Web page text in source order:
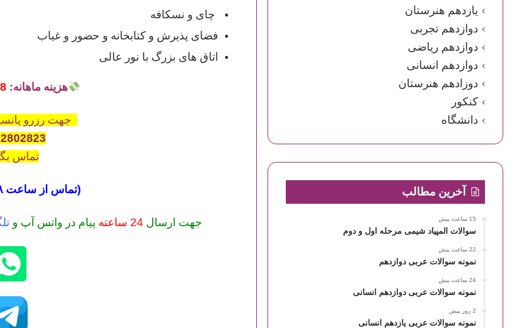
چای و نسکافه
فضای پذیرش و کتابخانه و حضور و غیاب
اتاق های بزرگ با نور عالی
هزینه ماهانه:
جهت رزرو
تماس
(تماس از ساعت ۸ صبح الی ۲۱)
جهت ارسال 24 ساعته پیام در واتس آپ و
یازدهم هنرستان
دوازدهم تجربی
دوازدهم ریاضی
دوازدهم انسانی
دوزادهم هنرستان
کنکور
دانشگاه
آخرین مطالب
15 ساعت پیش
سوالات المپیاد شیمی مرحله اول و دوم
22 ساعت پیش
نمونه سوالات عربی دوازدهم
24 ساعت پیش
نمونه سوالات عربی دوازدهم انسانی
2 روز پیش
نمونه سوالات عربی یازدهم انسانی